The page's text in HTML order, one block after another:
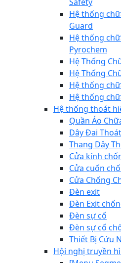
Safety
Hệ thống
Guard
Hệ thống
Pyrochem
Hệ Thống
Hệ Thống
Hệ thống
Hệ thống
Hệ thống thoát
Quần Áo
Dây Đai
Thang Dây
Cửa kính
Cửa cuốn
Cửa Chống
Đèn exit
Đèn Exit
Đèn sự cố
Đèn sự cố
Thiết Bị Cứu
Hội nghị truyền